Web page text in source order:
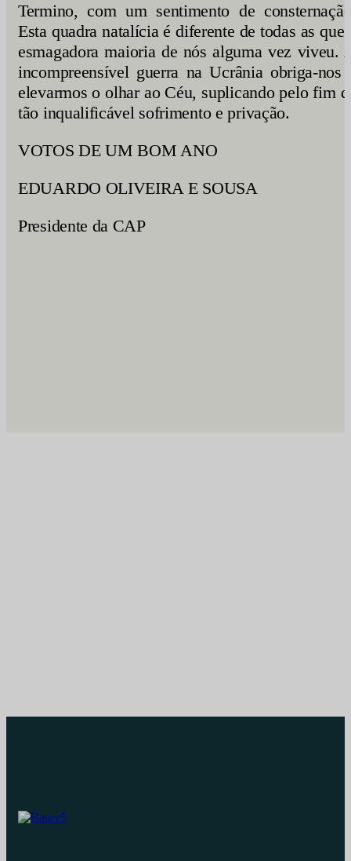
Termino, com um sentimento de
Esta quadra natalícia é diferente de todas as que
esmagadora maioria de nós alguma vez viveu.
incompreensível guerra na Ucrânia obriga-nos
elevarmos o olhar ao Céu, suplicando pelo fim
tão inqualificável sofrimento e privação.
VOTOS DE UM BOM ANO
EDUARDO OLIVEIRA E SOUSA
Presidente da CAP